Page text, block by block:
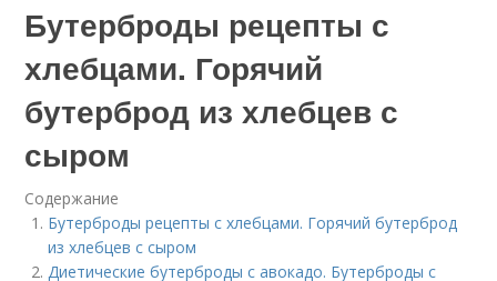
Бутерброды рецепты с
хлебцами. Горячий
бутерброд из хлебцев с
сыром
Содержание
Бутерброды рецепты с хлебцами. Горячий бутерброд
из хлебцев с сыром
Диетические бутерброды с авокадо. Бутерброды с